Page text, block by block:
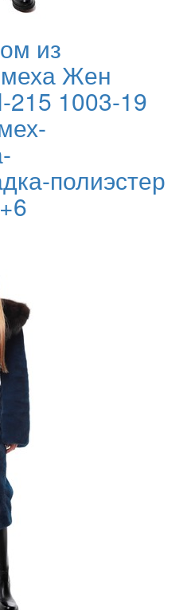
из
меха Жен
215 1003-19
полиэстер